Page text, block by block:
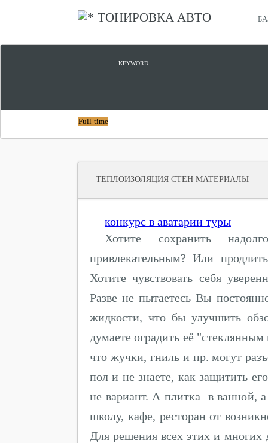
ТОНИРОВКА АВТО
KEYWORD
Full-time
ТЕПЛОИЗОЛЯЦИЯ СТЕН МАТЕРИАЛЫ
конкурс в аватарии туры
Хотите сохранить
привлекательным? Или
Хотите чувствовать себя
Разве не пытаетесь Вы
жидкости, что бы улучшить
думаете оградить её
что жучки, гниль и пр. могут
пол и не знаете, как защитить
не вариант. А плитка в ванной,
школу, кафе, ресторан от
Для решения всех этих и многих